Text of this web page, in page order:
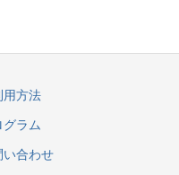
用方法
グラム
い合わせ